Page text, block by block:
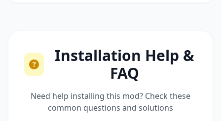
Installation Help &
FAQ
Need help installing this mod? Check these
common questions and solutions